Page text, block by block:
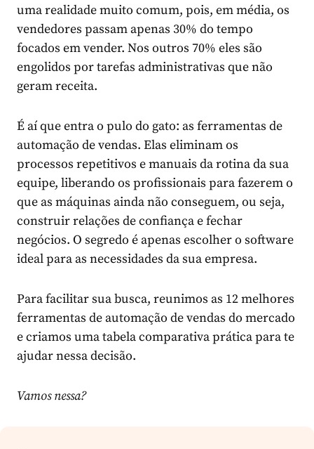
uma realidade muito comum, pois, em média, os
vendedores passam apenas 30% do tempo
focados em vender. Nos outros 70% eles são
engolidos por tarefas administrativas que não
geram receita.
É aí que entra o pulo do gato: as ferramentas de
automação de vendas. Elas eliminam os
processos repetitivos e manuais da rotina da sua
equipe, liberando os profissionais para fazerem o
que as máquinas ainda não conseguem, ou seja,
construir relações de confiança e fechar
negócios. O segredo é apenas escolher o software
ideal para as necessidades da sua empresa.
Para facilitar sua busca, reunimos as 12 melhores
ferramentas de automação de vendas do mercado
e criamos uma tabela comparativa prática para te
ajudar nessa decisão.
Vamos nessa?